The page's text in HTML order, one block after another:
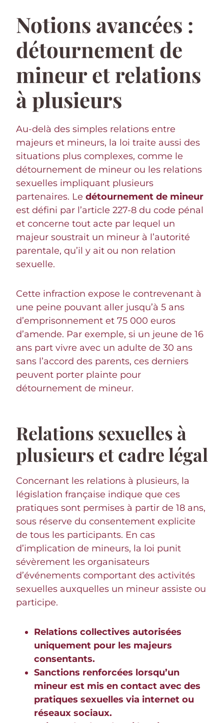
Notions avancées :
détournement de
mineur et relations
à plusieurs
Au-delà des simples relations entre
majeurs et mineurs, la loi traite aussi des
situations plus complexes, comme le
détournement de mineur ou les relations
sexuelles impliquant plusieurs
partenaires. Le détournement de mineur
est défini par l’article 227-8 du code pénal
et concerne tout acte par lequel un
majeur soustrait un mineur à l’autorité
parentale, qu’il y ait ou non relation
sexuelle.
Cette infraction expose le contrevenant à
une peine pouvant aller jusqu’à 5 ans
d’emprisonnement et 75 000 euros
d’amende. Par exemple, si un jeune de 16
ans part vivre avec un adulte de 30 ans
sans l’accord des parents, ces derniers
peuvent porter plainte pour
détournement de mineur.
Relations sexuelles à
plusieurs et cadre légal
Concernant les relations à plusieurs, la
législation française indique que ces
pratiques sont permises à partir de 18 ans,
sous réserve du consentement explicite
de tous les participants. En cas
d’implication de mineurs, la loi punit
sévèrement les organisateurs
d’événements comportant des activités
sexuelles auxquelles un mineur assiste ou
participe.
Relations collectives autorisées
uniquement pour les majeurs
consentants.
Sanctions renforcées lorsqu’un
mineur est mis en contact avec des
pratiques sexuelles via internet ou
réseaux sociaux.